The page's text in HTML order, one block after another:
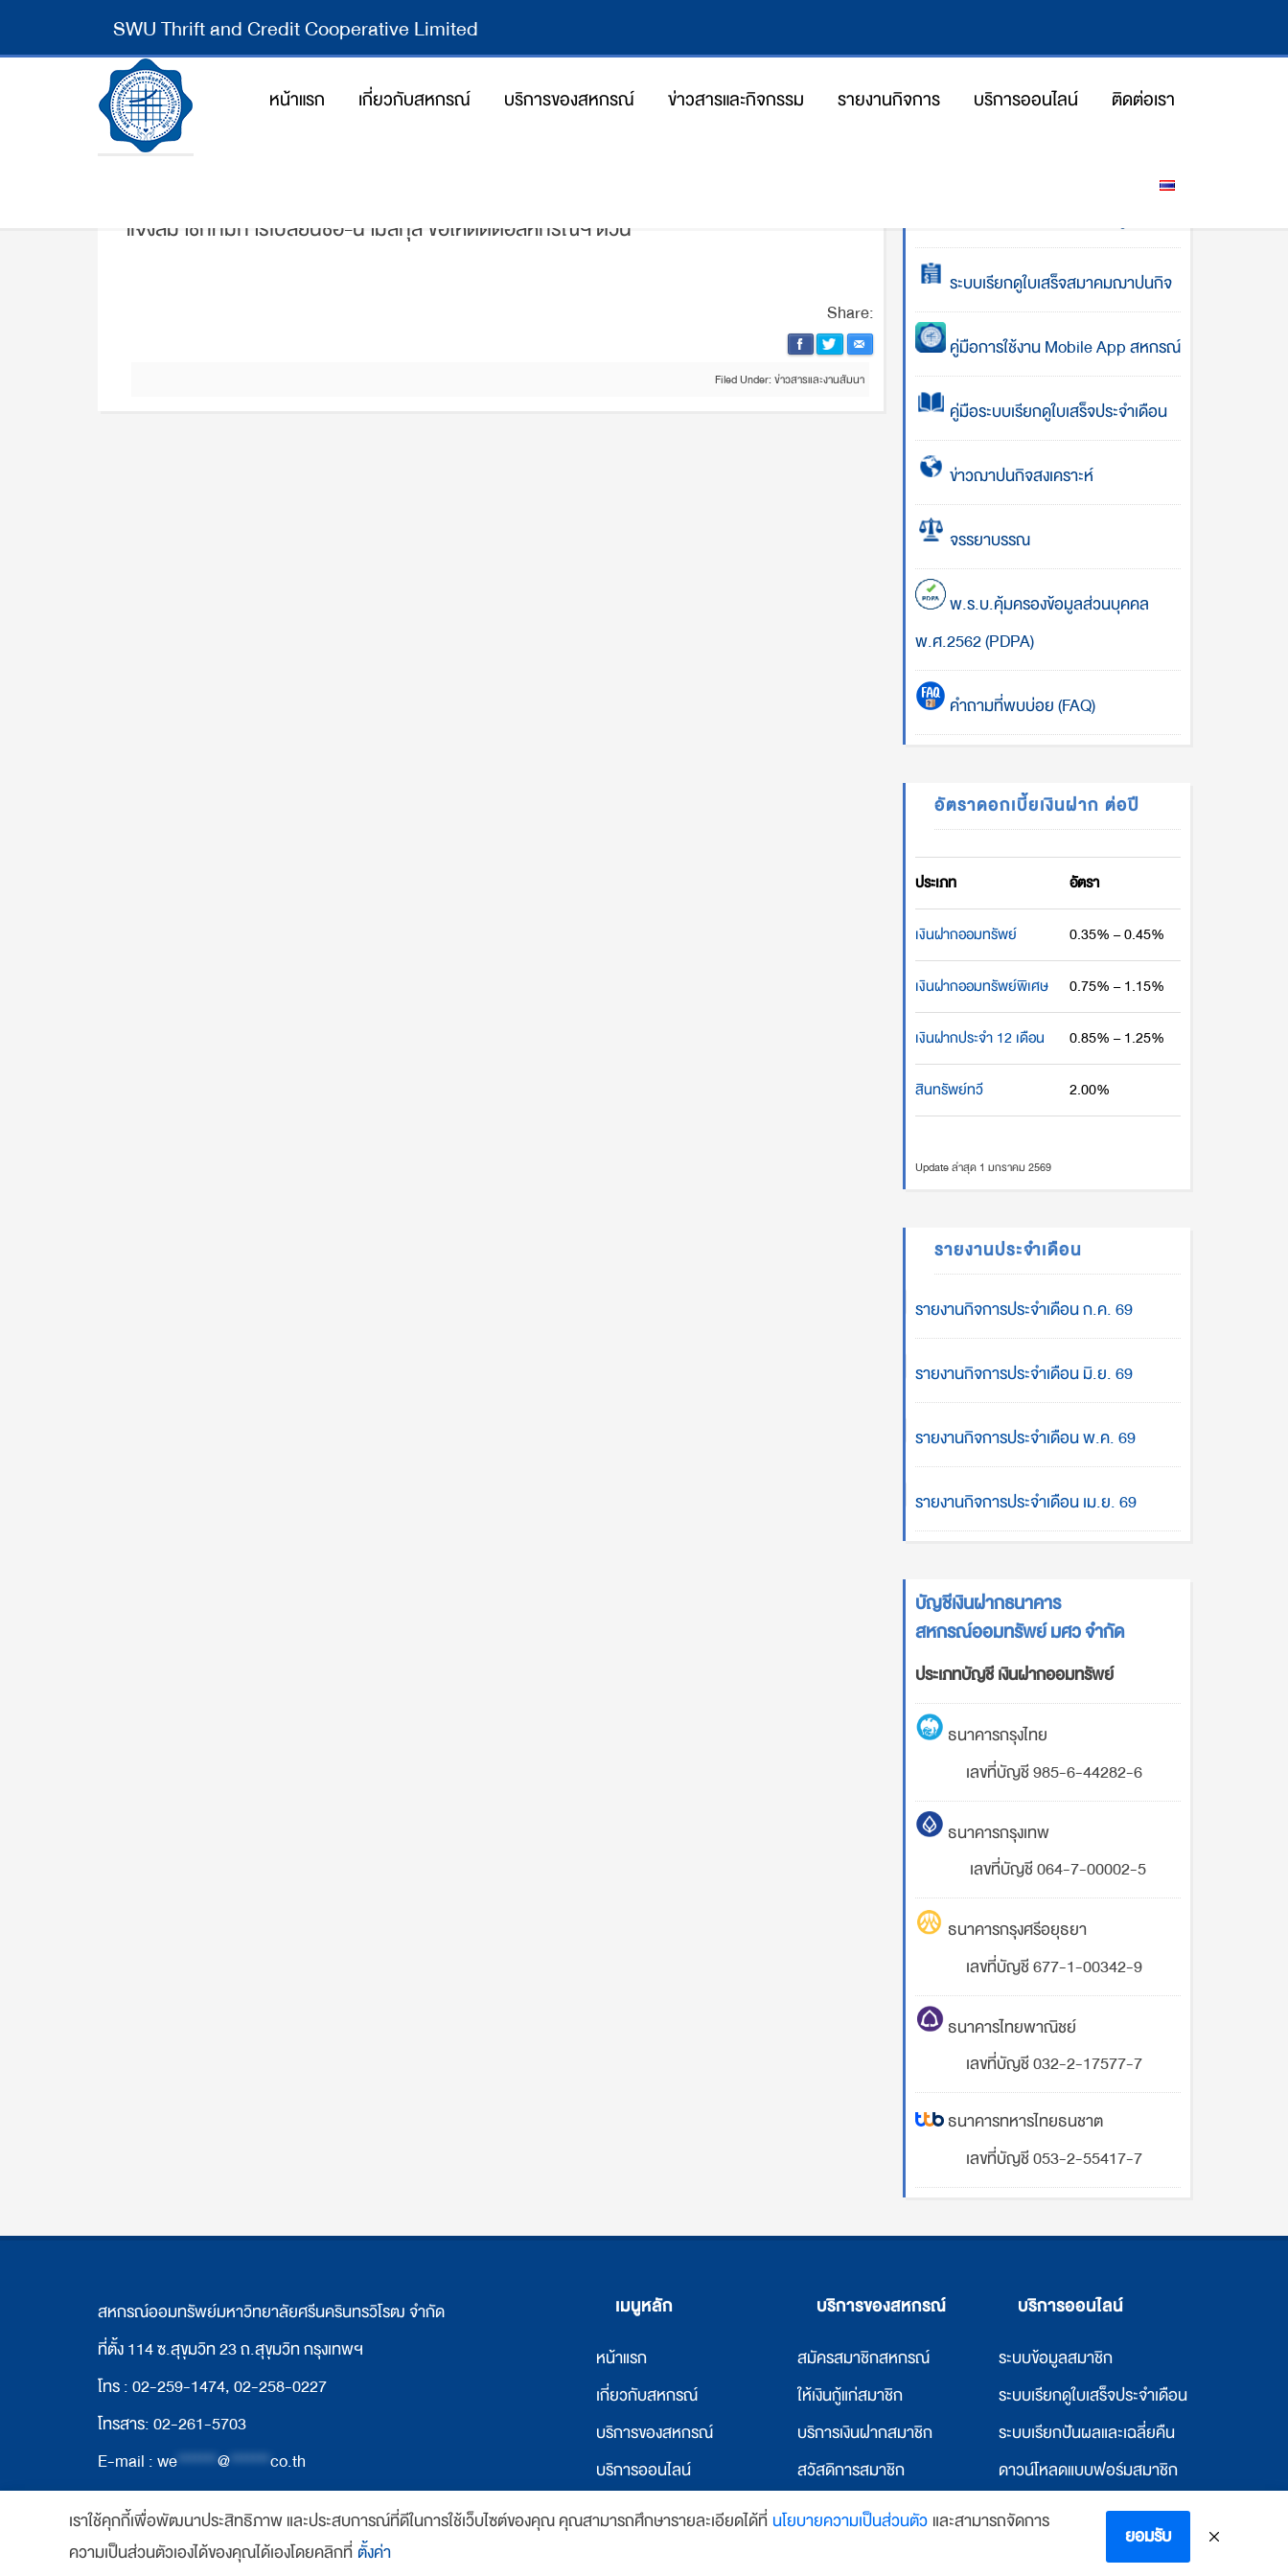
SWU Thrift and Credit Cooperative Limited
หน้าแรก เกี่ยวกับสหกรณ์ บริการของสหกรณ์ ข่าวสารและกิจกรรม รายงานกิจการ บริการออนไลน์ ติดต่อเรา
แจ้งสมาชิกที่มีการเปลี่ยนชื่อ-นามสกุล ขอให้ติดต่อสหกรณ์ฯ ด่วน
Share:
Filed Under:ข่าวสารและงานสัมนา
ระบบเรียกดูใบเสร็จสมาคมฌาปนกิจ
คู่มือการใช้งาน Mobile App สหกรณ์
คู่มือระบบเรียกดูใบเสร็จประจำเดือน
ข่าวฌาปนกิจสงเคราะห์
จรรยาบรรณ
พ.ร.บ.คุ้มครองข้อมูลส่วนบุคคล
พ.ศ.2562 (PDPA)
คำถามที่พบบ่อย (FAQ)
อัตราดอกเบี้ยเงินฝาก ต่อปี
ประเภท อัตรา
เงินฝากออมทรัพย์ 0.35% – 0.45%
เงินฝากออมทรัพย์พิเศษ 0.75% – 1.15%
เงินฝากประจำ 12 เดือน 0.85% – 1.25%
สินทรัพย์ทวี 2.00%
Update ล่าสุด 1 มกราคม 2569
รายงานประจำเดือน
รายงานกิจการประจำเดือน ก.ค. 69
รายงานกิจการประจำเดือน มิ.ย. 69
รายงานกิจการประจำเดือน พ.ค. 69
รายงานกิจการประจำเดือน เม.ย. 69
บัญชีเงินฝากธนาคาร
สหกรณ์ออมทรัพย์ มศว จำกัด
ประเภทบัญชี เงินฝากออมทรัพย์
ธนาคารกรุงไทย
เลขที่บัญชี 985-6-44282-6
ธนาคารกรุงเทพ
เลขที่บัญชี 064-7-00002-5
ธนาคารกรุงศรีอยุธยา
เลขที่บัญชี 677-1-00342-9
ธนาคารไทยพาณิชย์
เลขที่บัญชี 032-2-17577-7
ธนาคารทหารไทยธนชาต
เลขที่บัญชี 053-2-55417-7
สหกรณ์ออมทรัพย์มหาวิทยาลัยศรีนครินทรวิโรฒ จำกัด
ที่ตั้ง 114 ซ.สุขุมวิท 23 ถ.สุขุมวิท กรุงเทพฯ
โทร : 02-259-1474, 02-258-0227
โทรสาร: 02-261-5703
E-mail :we*******@*******co.th
Copyright 2018 www.swutcc.co.th Powered byบ้านเว็บไซต์
เมนูหลัก
หน้าแรก
เกี่ยวกับสหกรณ์
บริการของสหกรณ์
บริการออนไลน์
ข่าวสารและกิจกรรม
บริการของสหกรณ์
สมัครสมาชิกสหกรณ์
ให้เงินกู้แก่สมาชิก
บริการเงินฝากสมาชิก
สวัสดิการสมาชิก
ให้เงินกู้แก่สหกรณ์อื่น
บริการออนไลน์
ระบบข้อมูลสมาชิก
ระบบเรียกดูใบเสร็จประจำเดือน
ระบบเรียกปันผลและเฉลี่ยคืน
ดาวน์โหลดแบบฟอร์มสมาชิก
ดาวน์โหลดแบบฟอร์มสหกรณ์
เราใช้คุกกี้เพื่อพัฒนาประสิทธิภาพ และประสบการณ์ที่ดีในการใช้เว็บไซต์ของคุณ คุณสามารถศึกษารายละเอียดได้ที่ นโยบายความเป็นส่วนตัว และสามารถจัดการ
ความเป็นส่วนตัวเองได้ของคุณได้เองโดยคลิกที่ ตั้งค่า
ยอมรับ